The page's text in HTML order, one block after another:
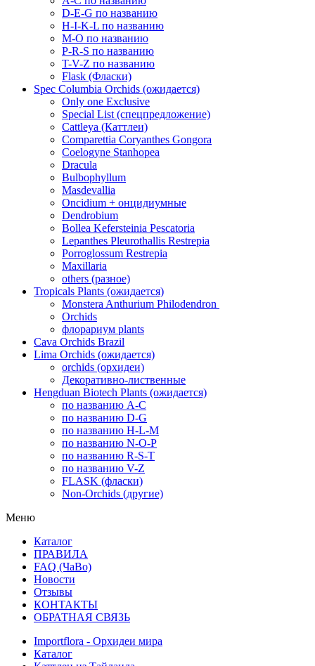
D-E-G по названию
H-I-K-L по названию
M-O по названию
P-R-S по названию
T-V-Z по названию
Flask (Фласки)
Spec Columbia Orchids (ожидается)
Only one Exclusive
Special List (спецпредложение)
Cattleya (Каттлеи)
Comparettia Coryanthes Gongora
Coelogyne Stanhopea
Dracula
Bulbophyllum
Masdevallia
Oncidium + онцидиумные
Dendrobium
Bollea Kefersteinia Pescatoria
Lepanthes Pleurothallis Restrepia
Porroglossum Restrepia
Maxillaria
others (разное)
Tropicals Plants (ожидается)
​​​​​​​Monstera Anthurium Philodendron
Orchids
флорариум plants
Cava Orchids Brazil
Lima Orchids (ожидается)
orchids (орхидеи)
Декоративно-лиственные
Hengduan Biotech Plants (ожидается)
по названию A-C
по названию D-G
по названию H-L-M
по названию N-O-P
по названию R-S-T
по названию V-Z
FLASK (фласки)
Non-Orchids (другие)
Меню
Каталог
ПРАВИЛА
FAQ (ЧаВо)
Новости
Отзывы
КОНТАКТЫ
ОБРАТНАЯ СВЯЗЬ
Importflora - Орхидеи мира
Каталог